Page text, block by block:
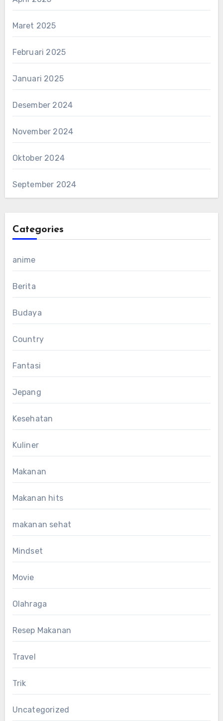
Maret 2025
Februari 2025
Januari 2025
Desember 2024
November 2024
Oktober 2024
September 2024
Categories
anime
Berita
Budaya
Country
Fantasi
Jepang
Kesehatan
Kuliner
Makanan
Makanan hits
makanan sehat
Mindset
Movie
Olahraga
Resep Makanan
Travel
Trik
Uncategorized